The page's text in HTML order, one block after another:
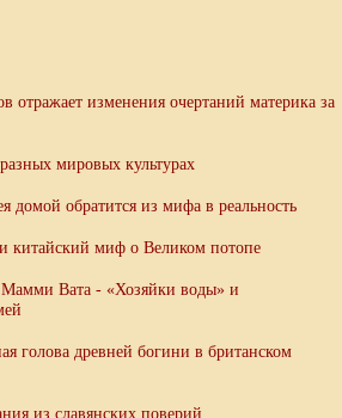
отражает изменения очертаний материка за
мировых культурах
домой обратится из мифа в реальность
китайский миф о Великом потопе
Мамми Вата - «Хозяйки воды» и
голова древней богини в британском
из славянских поверий